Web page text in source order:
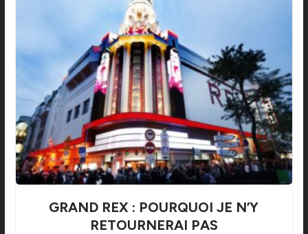
GRAND REX : POURQUOI JE N’Y
RETOURNERAI PAS